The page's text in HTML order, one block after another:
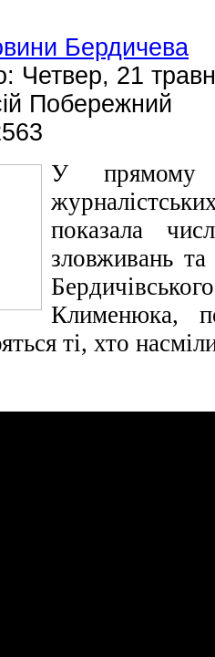
Бердичева
Четвер, 21
Побережний
У прямому
показала
зловживань
Клименюка,
ті, хто